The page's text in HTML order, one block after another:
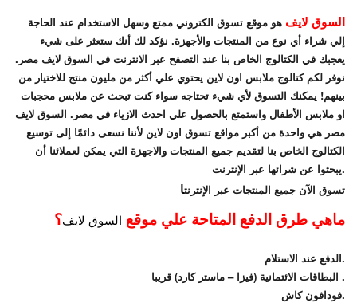
السوق لايف هو موقع تسوق الكتروني ممتع وسهل الاستخدام عند الحاجة
إلي شراء أي نوع من المنتجات والأجهزة. نؤكد لك أنك ستعثر على شيء
يعجبك في الكتالوج الخاص بنا عند التصفح عبر الانترنت في السوق لايف مصر.
نوفر لكم كتالوج ملابس اون لاين يحتوي علي أكثر من مليون منتج للاختيار من
بينهم! يمكنك التسوق لأي شيء تحتاجه سواء كنت تبحث عن ملابس محجبات
او ملابس الأطفال واستمتع بالحصول علي احدث الازياء في مصر. السوق لايف
مصر هي واحدة من أكبر مواقع تسوق اون لاين لأننا نسعى دائمًا إلى توسيع
الكتالوج الخاص بنا لتقديم جميع المنتجات والاجهزة التي يمكن لعملائنا أن
يبحثوا عن شرائها عبر الإنترنت.
تسوق الآن جميع المنتجات عبر الإنترنتا
ماهي طرق الدفع المتاحة علي موقع السوق لايف؟
الدفع عند الاستلام.
البطاقات الائتمانية (فيزا – ماستر كارد) قريبا .
فودافون كاش.